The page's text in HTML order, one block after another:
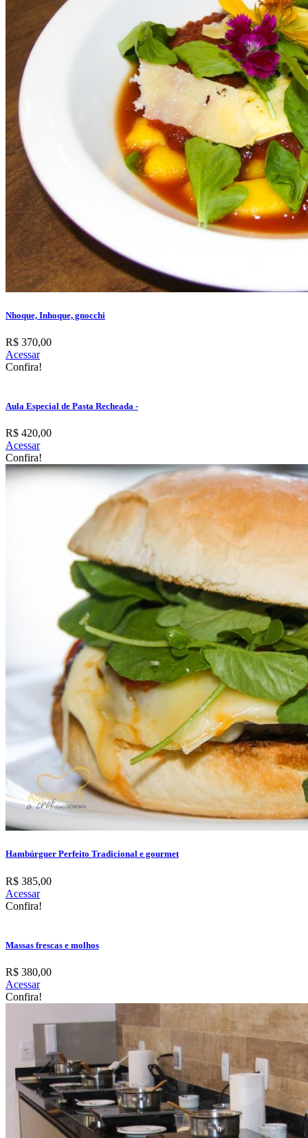
Nhoque, Inhoque, gnocchi
R$ 370,00
Acessar
Confira!
Aula Especial de Pasta Recheada -
R$ 420,00
Acessar
Confira!
Hambúrguer Perfeito Tradicional e gourmet
R$ 385,00
Acessar
Confira!
Massas frescas e molhos
R$ 380,00
Acessar
Confira!